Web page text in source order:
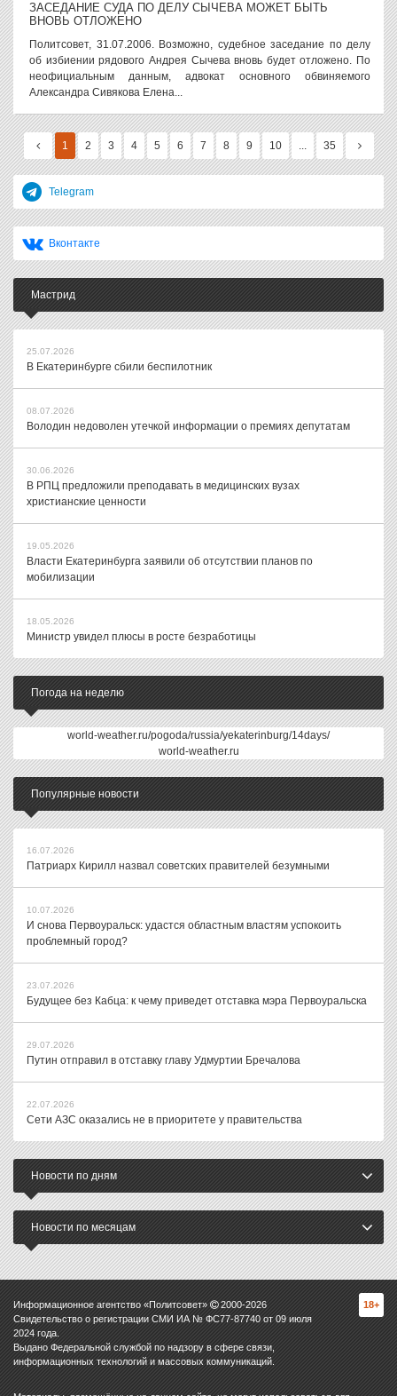
ЗАСЕДАНИЕ СУДА ПО ДЕЛУ СЫЧЕВА МОЖЕТ БЫТЬ
ВНОВЬ ОТЛОЖЕНО
Политсовет, 31.07.2006. Возможно, судебное заседание по делу
об избиении рядового Андрея Сычева вновь будет отложено. По
неофициальным данным, адвокат основного обвиняемого
Александра Сивякова Елена...
1 2 3 4 5 6 7 8 9 10 ... 35
Telegram
Вконтакте
Мастрид
25.07.2026
В Екатеринбурге сбили беспилотник
08.07.2026
Володин недоволен утечкой информации о премиях депутатам
30.06.2026
В РПЦ предложили преподавать в медицинских вузах
христианские ценности
19.05.2026
Власти Екатеринбурга заявили об отсутствии планов по
мобилизации
18.05.2026
Министр увидел плюсы в росте безработицы
Погода на неделю
world-weather.ru/pogoda/russia/yekaterinburg/14days/
world-weather.ru
Популярные новости
16.07.2026
Патриарх Кирилл назвал советских правителей безумными
10.07.2026
И снова Первоуральск: удастся областным властям успокоить
проблемный город?
23.07.2026
Будущее без Кабца: к чему приведет отставка мэра Первоуральска
29.07.2026
Путин отправил в отставку главу Удмуртии Бречалова
22.07.2026
Сети АЗС оказались не в приоритете у правительства
Новости по дням
Новости по месяцам
Информационное агентство «Политсовет» 2000-2026
Свидетельство о регистрации СМИ ИА № ФС77-87740 от 09 июля
2024 года.
Выдано Федеральной службой по надзору в сфере связи,
информационных технологий и массовых коммуникаций.
18+